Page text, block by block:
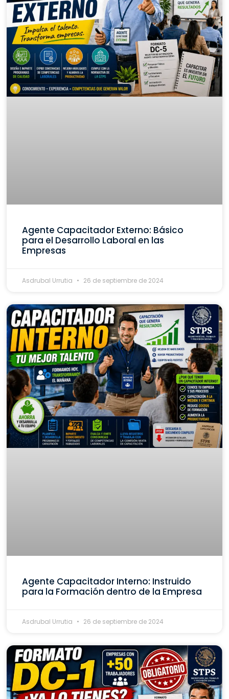
Agente Capacitador Externo: Básico
para el Desarrollo Laboral en las
Empresas
Asdrubal Urrutia 26 de septiembre de 2024
Agente Capacitador Interno: Instruido
para la Formación dentro de la Empresa
Asdrubal Urrutia 26 de septiembre de 2024